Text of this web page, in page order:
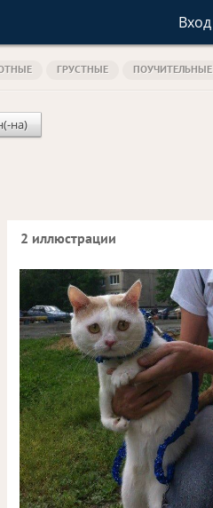
Вход
ГРУСТНЫЕ ПОУЧИТЕЛЬНЫЕ
на)
2 иллюстрации